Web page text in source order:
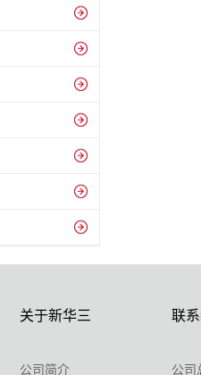
关于新华三
公司简介
联
公司